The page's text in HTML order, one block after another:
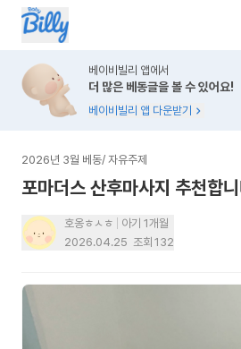
베이비빌리 앱에서
더 많은 베동글을 볼 수 있어요!
베이비빌리 앱 다운받기
2026년 3월 베동/ 자유주제
포마더스 산후마사지 추천합
호옹ㅎㅅㅎ
아기 1개월
2026.04.25 조회 132